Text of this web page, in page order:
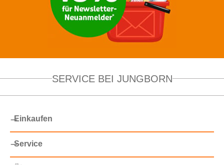
SERVICE BEI JUNGBORN
Einkaufen
Service